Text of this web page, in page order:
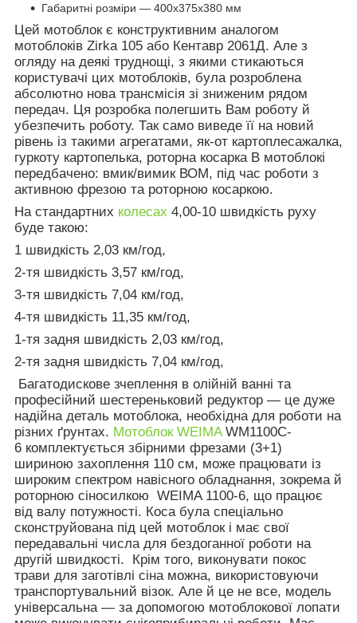
Габаритні розміри — 400х375х380 мм
Цей мотоблок є конструктивним аналогом
мотоблоків Zirka 105 або Кентавр 2061Д. Але з
огляду на деякі труднощі, з якими стикаються
користувачі цих мотоблоків, була розроблена
абсолютно нова трансмісія зі зниженим рядом
передач. Ця розробка полегшить Вам роботу й
убезпечить роботу. Так само виведе її на новий
рівень із такими агрегатами, як-от картоплесажалка,
гуркоту картопелька, роторна косарка В мотоблокі
передбачено: вмик/вимик ВОМ, під час роботи з
активною фрезою та роторною косаркою.
На стандартних колесах 4,00-10 швидкість руху
буде такою:
1 швидкість 2,03 км/год,
2-тя швидкість 3,57 км/год,
3-тя швидкість 7,04 км/год,
4-тя швидкість 11,35 км/год,
1-тя задня швидкість 2,03 км/год,
2-тя задня швидкість 7,04 км/год,
Багатодискове зчеплення в олійній ванні та
професійний шестереньковий редуктор — це дуже
надійна деталь мотоблока, необхідна для роботи на
різних ґрунтах. Мотоблок WEIMAWM1100C-
6 комплектується збірними фрезами (3+1)
шириною захоплення 110 см, може працювати із
широким спектром навісного обладнання, зокрема й
роторною сіносилкою WEIMA 1100-6, що працює
від валу потужності. Коса була спеціально
сконструйована під цей мотоблок і має свої
передавальні числа для бездоганної роботи на
другій швидкості. Крім того, виконувати покос
трави для заготівлі сіна можна, використовуючи
транспортувальний візок. Але й це не все, модель
універсальна — за допомогою мотоблокової лопати